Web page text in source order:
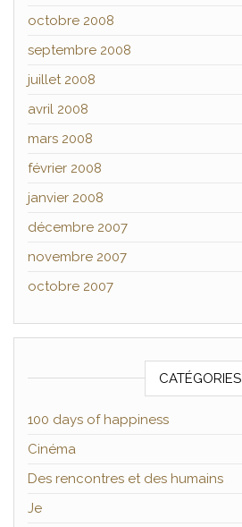
octobre 2008
septembre 2008
juillet 2008
avril 2008
mars 2008
février 2008
janvier 2008
décembre 2007
novembre 2007
octobre 2007
CATÉGORIES
100 days of happiness
Cinéma
Des rencontres et des humains
Je